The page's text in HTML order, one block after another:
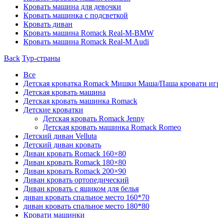
Кровать машина для девочки
Кровать машинка с подсветкой
Кровать диван
Кровать машина Romack Real-M-BMW
Кровать машина Romack Real-M Audi
Back Тур-страны
Все
Детская кроватка Romack Мишки Маша/Паша кровати
Детская кровать машина
Детская кровать машинка Romack
Детские кроватки
Детская кровать Romack Jenny
Детская кровать машинка Romack Romeo
Детский диван Velluta
Детский диван кровать
Диван кровать Romack 160×80
Диван кровать Romack 180×80
Диван кровать Romack 200×90
Диван кровать ортопедический
Диван кровать с ящиком для белья
диван кровать спальное место 160*70
диван кровать спальное место 180*80
Кровати машинки